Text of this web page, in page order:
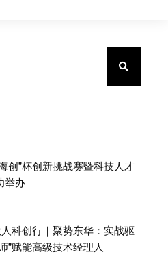
创”杯创新挑战赛暨科技人才
举办
人科创行｜聚势东华：实战驱
”赋能高级技术经理人